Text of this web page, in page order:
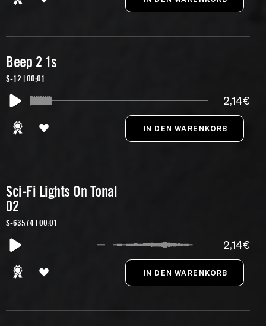
Beep 2 1s
S-12 | 00:01
2,14€
Sci-Fi Lights On Tonal
02
S-63574 | 00:01
2,14€